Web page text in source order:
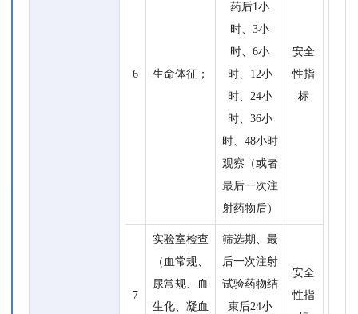
6 生命体征；
药后1小
时、3小
时、6小
时、12小
时、24小
时、36小
时、48小时
观察（或者
最后一次注
射药物后）
安全
性指
标
7
实验室检查
（血常规、
尿常规、血
生化、凝血
筛选期、最
后一次注射
试验药物结
束后24小
安全
性指